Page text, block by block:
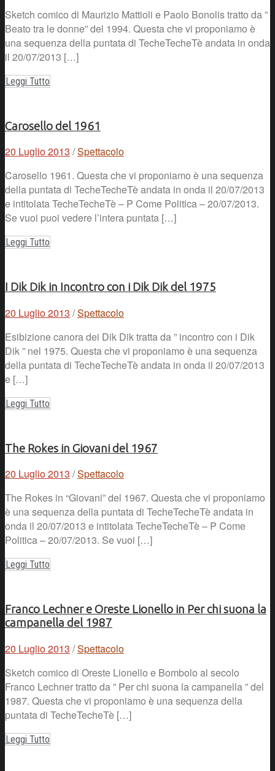
Sketch comico di Maurizio Mattioli e Paolo Bonolis tratto da ”
Beato tra le donne” del 1994. Questa che vi proponiamo è
una sequenza della puntata di TecheTecheTè andata in onda
il 20/07/2013 […]
Leggi Tutto
Carosello del 1961
20 Luglio 2013 /Spettacolo
Carosello 1961. Questa che vi proponiamo è una sequenza
della puntata di TecheTecheTè andata in onda il 20/07/2013
e intitolata TecheTecheTè – P Come Politica – 20/07/2013.
Se vuoi puoi vedere l’intera puntata […]
Leggi Tutto
I Dik Dik in Incontro con i Dik Dik del 1975
20 Luglio 2013 /Spettacolo
Esibizione canora dei Dik Dik tratta da ” incontro con i Dik
Dik ” nel 1975. Questa che vi proponiamo è una sequenza
della puntata di TecheTecheTè andata in onda il 20/07/2013
e […]
Leggi Tutto
The Rokes in Giovani del 1967
20 Luglio 2013 /Spettacolo
The Rokes in “Giovani” del 1967. Questa che vi proponiamo
è una sequenza della puntata di TecheTecheTè andata in
onda il 20/07/2013 e intitolata TecheTecheTè – P Come
Politica – 20/07/2013. Se vuoi […]
Leggi Tutto
Franco Lechner e Oreste Lionello in Per chi suona la
campanella del 1987
20 Luglio 2013 /Spettacolo
Sketch comico di Oreste Lionello e Bombolo al secolo
Franco Lechner tratto da ” Per chi suona la campanella ” del
1987. Questa che vi proponiamo è una sequenza della
puntata di TecheTecheTè […]
Leggi Tutto